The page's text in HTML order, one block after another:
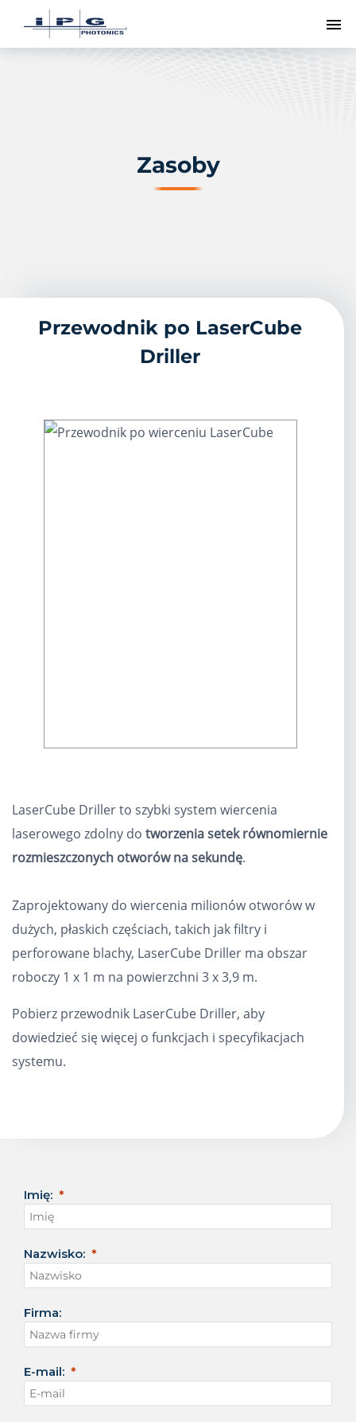
Zasoby
Przewodnik po LaserCube
Driller
LaserCube Driller to szybki system wiercenia
laserowego zdolny do tworzenia setek równomiernie
rozmieszczonych otworów na sekundę.
Zaprojektowany do wiercenia milionów otworów w
dużych, płaskich częściach, takich jak filtry i
perforowane blachy, LaserCube Driller ma obszar
roboczy 1 x 1 m na powierzchni 3 x 3,9 m.
Pobierz przewodnik LaserCube Driller, aby
dowiedzieć się więcej o funkcjach i specyfikacjach
systemu.
Imię:
Nazwisko:
Firma:
E-mail: